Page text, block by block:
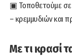
▣ Τοποθετούμε σε
– κρεμμυδιών και
Με τι κρασί